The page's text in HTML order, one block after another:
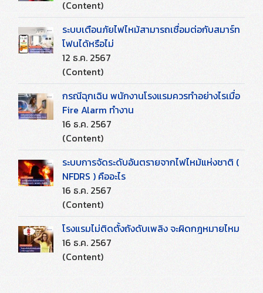
(Content)
ระบบเตือนภัยไฟไหม้สามารถเชื่อมต่อกับสมาร์ท
โฟนได้หรือไม่
12 ธ.ค. 2567
(Content)
กรณีฉุกเฉิน พนักงานโรงแรมควรทำอย่างไรเมื่อ
Fire Alarm ทำงาน
16 ธ.ค. 2567
(Content)
ระบบการจัดระดับอันตรายจากไฟไหม้แห่งชาติ (
NFDRS ) คืออะไร
16 ธ.ค. 2567
(Content)
โรงแรมไม่ติดตั้งถังดับเพลิง จะผิดกฎหมายไหม
16 ธ.ค. 2567
(Content)